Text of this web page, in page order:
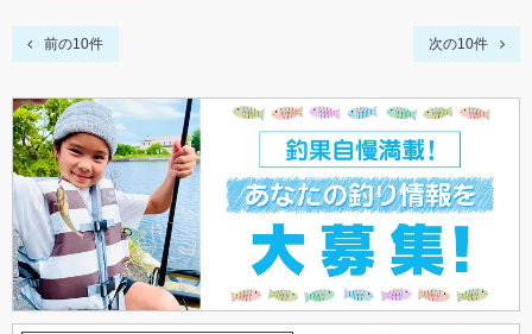
前の10件 次の10件